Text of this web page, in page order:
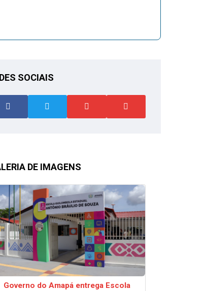
SOCIAIS
DE IMAGENS
Governo do Amapá entrega Escola